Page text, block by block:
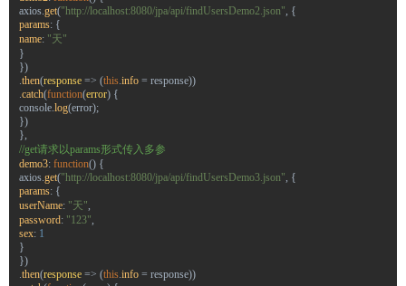
axios.get("http://localhost:8080/jpa/api/findUsersDemo2.json", {
params: {
name: "天"
}
})
.then(response => (this.info = response))
.catch(function(error) {
console.log(error);
})
},
//get请求以params形式传入多参
demo3: function() {
axios.get("http://localhost:8080/jpa/api/findUsersDemo3.json", {
params: {
userName: "天",
password: "123",
sex: 1
}
})
.then(response => (this.info = response))